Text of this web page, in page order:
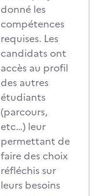
donné les
compétences
requises. Les
candidats ont
accès au profil
des autres
étudiants
(parcours,
etc…) leur
permettant de
faire des choix
réfléchis sur
leurs besoins